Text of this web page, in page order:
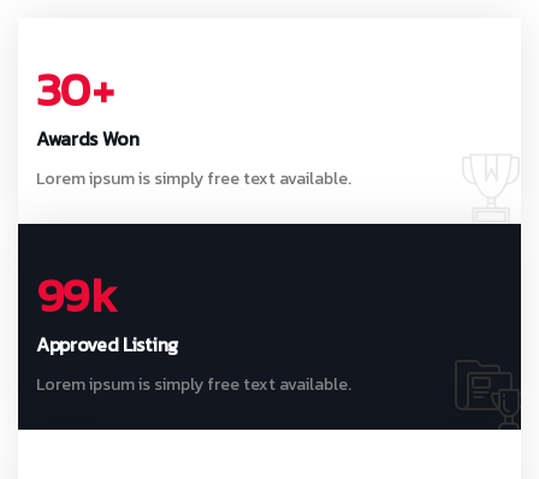
30+
Awards Won
Lorem ipsum is simply free text available.
99k
Approved Listing
Lorem ipsum is simply free text available.